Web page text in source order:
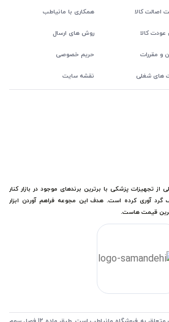
اصالت کالا همکاری با مانیاطب
عودت کالا روش های ارسال
و مقررات حریم خصوصی
های شغلی نقشه سایت
تجهیزات پزشکی با برترین برندهای موجود در بازار کنار
آوری کرده است. هدف این مجوعه فراهم آوردن ابزار
قیمت هاست.